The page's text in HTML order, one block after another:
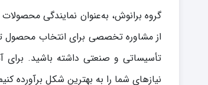
گروه برانوش، به‌عنوان نمایندگی
از مشاوره تخصصی برای انتخاب محصول
تأسیساتی و صنعتی داشته باشید.
نیازهای شما را به بهترین شکل برآورده